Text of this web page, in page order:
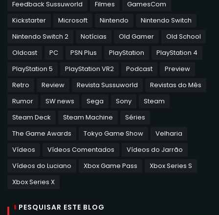
Feedback Sussuworld
Filmes
GamesCom
Kickstarter
Microsoft Nintendo
Nintendo Switch
Nintendo Switch 2
Notícias Old Gamer
Old School
Oldcast
PC PSN Plus PlayStation
PlayStation 4
PlayStation 5
PlayStation VR2 Podcast
Preview
Retro
Review Revista Sussuworld
Revistas do Mês
Rumor
SW news Sega Sony
Steam
Steam Deck
Steam Machine
Séries
The Game Awards
Tokyo Game Show
Velharia
Vídeos
Vídeos Comentados
Vídeos do Jarrão
Vídeos do Luciano
Xbox Game Pass
Xbox Series S
Xbox Series X
PESQUISAR ESTE BLOG